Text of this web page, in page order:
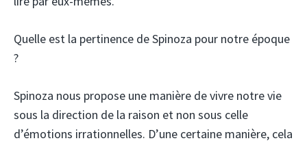
Quelle est la pertinence de Spinoza pour notre époque
?
Spinoza nous propose une manière de vivre notre vie
sous la direction de la raison et non sous celle
d’émotions irrationnelles. D’une certaine manière, cela